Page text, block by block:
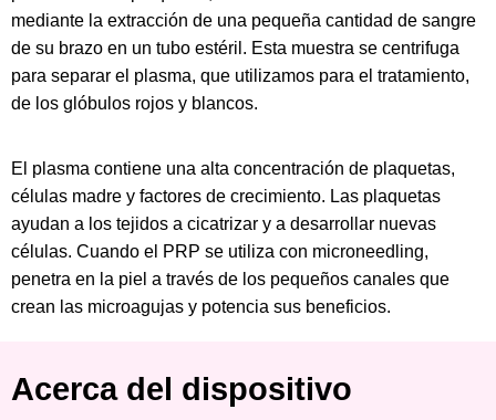
mediante la extracción de una pequeña cantidad de sangre
de su brazo en un tubo estéril. Esta muestra se centrifuga
para separar el plasma, que utilizamos para el tratamiento,
de los glóbulos rojos y blancos.
El plasma contiene una alta concentración de plaquetas,
células madre y factores de crecimiento. Las plaquetas
ayudan a los tejidos a cicatrizar y a desarrollar nuevas
células. Cuando el PRP se utiliza con microneedling,
penetra en la piel a través de los pequeños canales que
crean las microagujas y potencia sus beneficios.
Acerca del dispositivo